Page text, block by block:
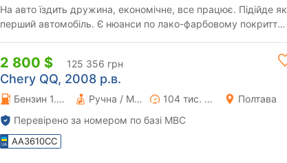
На авто їздить дружина, економічне, все працює. Підійде як
перший автомобіль. Є нюанси по лако-фарбовому покриттю.
2 800 $ 125 356 грн
Chery QQ, 2008 р.в.
Бензин 1.08 л. Ручна / Механіка 104 тис. км
Полтава
Перевірено за номером по базі МВС
AA3610CC